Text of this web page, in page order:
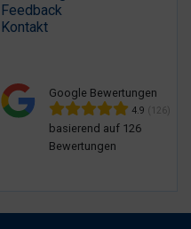
Feedback
Kontakt
Google Bewertungen
4.9 (126)
basierend auf 126
Bewertungen